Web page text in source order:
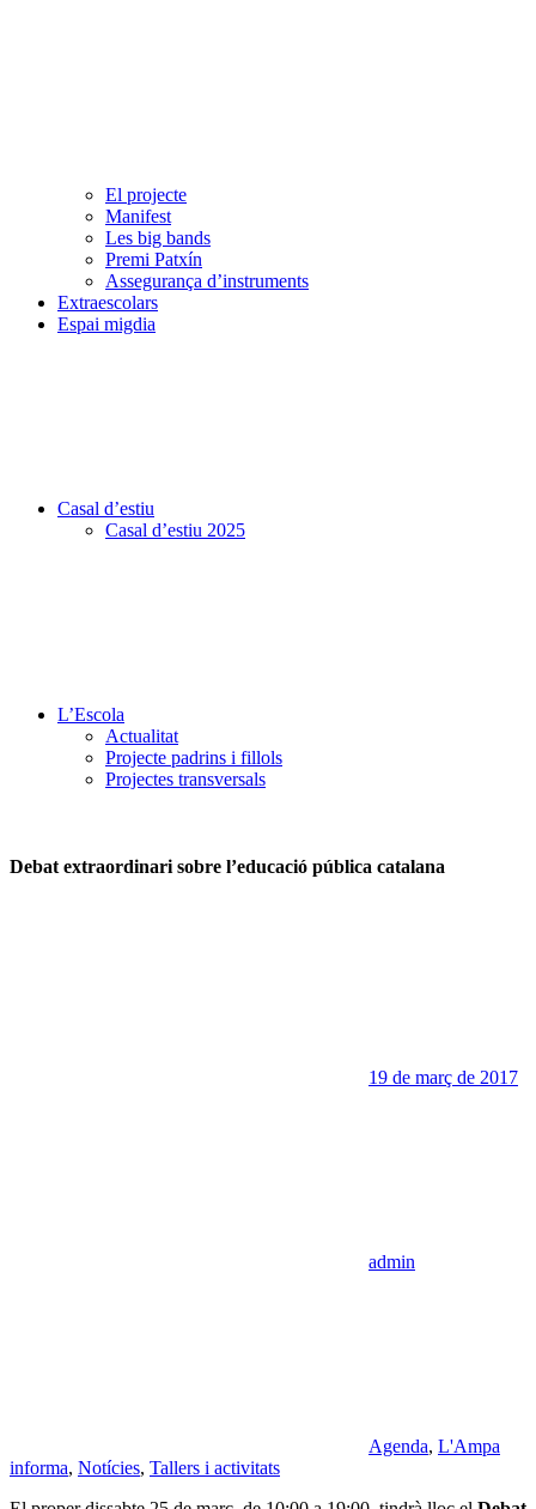
El projecte
Manifest
Les big bands
Premi Patxín
Assegurança d’instruments
Extraescolars
Espai migdia
Casal d’estiu
Casal d’estiu 2025
L’Escola
Actualitat
Projecte padrins i fillols
Projectes transversals
Debat extraordinari sobre l’educació pública catalana
19 de març de 2017
admin
Agenda, L'Ampa
informa, Notícies, Tallers i activitats